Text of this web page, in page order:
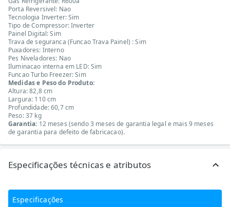
Porta Reversivel: Nao
Tecnologia Inverter: Sim
Tipo de Compressor: Inverter
Painel Digital: Sim
Trava de seguranca (Funcao Trava Painel) : Sim
Puxadores: Interno
Pes Niveladores: Nao
Iluminacao interna em LED: Sim
Funcao Turbo Freezer: Sim
Medidas e Peso do Produto:
Altura: 82,8 cm
Largura: 110 cm
Profundidade: 60,7 cm
Peso: 37 kg
Garantia: 12 meses (sendo 3 meses de garantia legal e mais 9 meses
de garantia para defeito de fabricacao).
Especificações técnicas e atributos
Especificações